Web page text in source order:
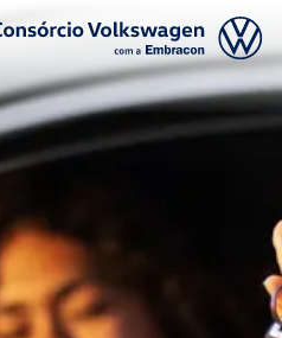
Logo Consórcio Volkswagen com